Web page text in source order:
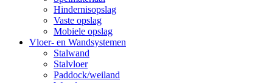
Hindernisopslag
Vaste opslag
Mobiele opslag
Vloer- en Wandsystemen
Stalwand
Stalvloer
Paddock/weiland